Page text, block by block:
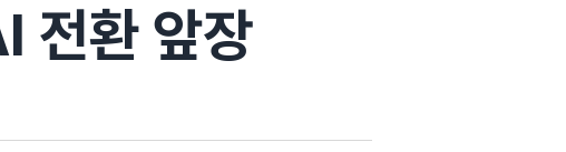
전환 앞장